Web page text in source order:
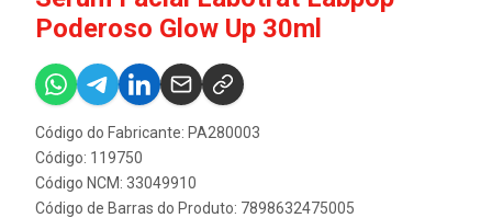
Poderoso Glow Up 30ml
Código do Fabricante: PA280003
Código: 119750
Código NCM: 33049910
Código de Barras do Produto: 7898632475005